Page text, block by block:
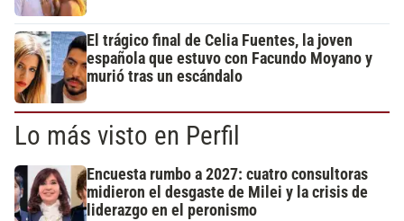
El trágico final de Celia Fuentes, la joven
española que estuvo con Facundo Moyano y
murió tras un escándalo
Lo más visto en Perfil
Encuesta rumbo a 2027: cuatro consultoras
midieron el desgaste de Milei y la crisis de
liderazgo en el peronismo